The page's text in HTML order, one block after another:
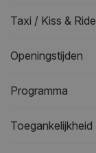
Taxi / Kiss & Ride
Openingstijden
Programma
Toegankelijkheid